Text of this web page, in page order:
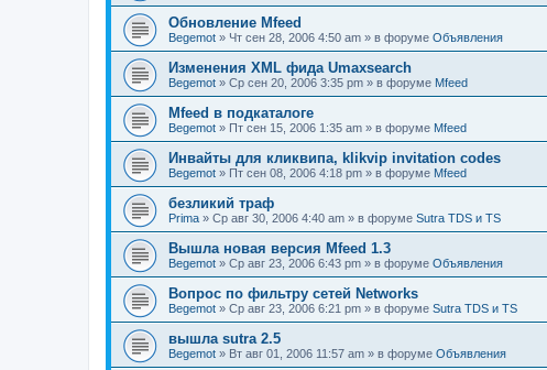
Обновление Mfeed
Begemot » Чт сен 28, 2006 4:50 am » в форуме Объявления
Изменения XML фида Umaxsearch
Begemot » Ср сен 20, 2006 3:35 pm » в форуме Mfeed
Mfeed в подкаталоге
Begemot » Пт сен 15, 2006 1:35 am » в форуме Mfeed
Инвайты для кликвипа, klikvip invitation codes
Begemot » Пт сен 08, 2006 4:18 pm » в форуме Mfeed
безликий траф
Prima » Ср авг 30, 2006 4:40 am » в форуме Sutra TDS и TS
Вышла новая версия Mfeed 1.3
Begemot » Ср авг 23, 2006 6:43 pm » в форуме Объявления
Вопрос по фильтру сетей Networks
Begemot » Ср авг 23, 2006 6:21 pm » в форуме Sutra TDS и TS
вышла sutra 2.5
Begemot » Вт авг 01, 2006 11:57 am » в форуме Объявления